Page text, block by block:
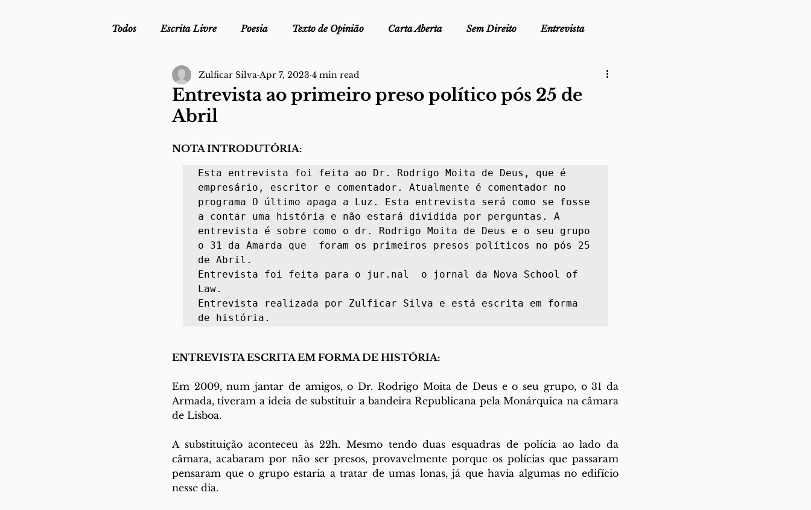
Todos Escrita Livre Poesia Texto de Opinião Carta Aberta Sem Direito Entrevista
Mergulho Profilático - Podcast Ofélia - Clube de Leitura Lembro-me que...
Mais Uma da Nova Escola da Lei
Sob Segredo de Justiça
Entrevista ao primeiro preso político pós 25 de
Abril
Zulficar Silva Apr 7, 2023 4 min read
NOTA INTRODUTÓRIA:
Esta entrevista foi feita ao Dr. Rodrigo Moita de Deus, que é
empresário, escritor e comentador. Atualmente é comentador no
programa O último apaga a Luz. Esta entrevista será como se fosse
a contar uma história e não estará dividida por perguntas. A
entrevista é sobre como o dr. Rodrigo Moita de Deus e o seu grupo
o 31 da Amarda que  foram os primeiros presos políticos no pós 25
de Abril.
Entrevista foi feita para o jur.nal  o jornal da Nova School of
Law.
Entrevista realizada por Zulficar Silva e está escrita em forma
de história.
ENTREVISTA ESCRITA EM FORMA DE HISTÓRIA:
Em 2009, num jantar de amigos, o Dr. Rodrigo Moita de Deus e o seu grupo, o 31 da
Armada, tiveram a ideia de substituir a bandeira Republicana pela Monárquica na câmara
de Lisboa.
A substituição aconteceu às 22h. Mesmo tendo duas esquadras de polícia ao lado da
câmara, acabaram por não ser presos, provavelmente porque os polícias que passaram
pensaram que o grupo estaria a tratar de umas lonas, já que havia algumas no edifício
nesse dia.